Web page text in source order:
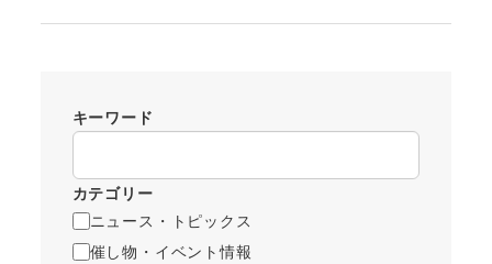
キーワード
カテゴリー
ニュース・トピックス
催し物・イベント情報